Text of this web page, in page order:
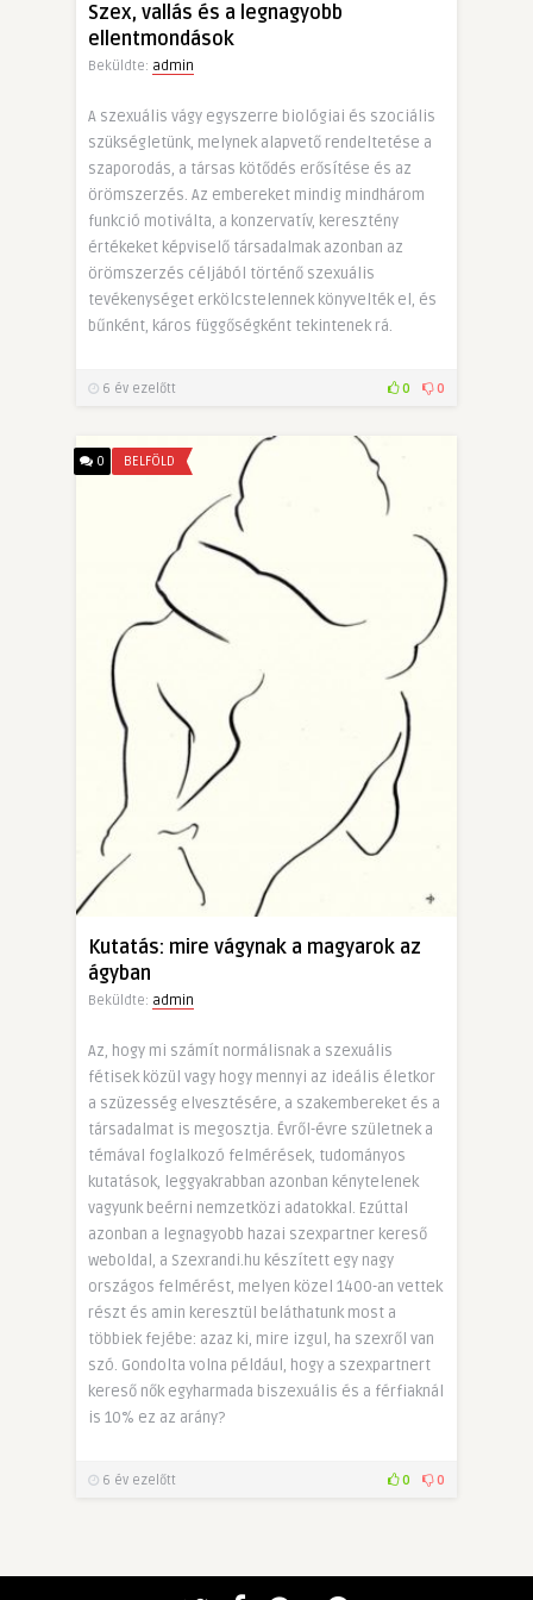
Szex, vallás és a legnagyobb
ellentmondások
Beküldte: admin
A szexuális vágy egyszerre biológiai és szociális
szükségletünk, melynek alapvető rendeltetése a
szaporodás, a társas kötődés erősítése és az
örömszerzés. Az embereket mindig mindhárom
funkció motiválta, a konzervatív, keresztény
értékeket képviselő társadalmak azonban az
örömszerzés céljából történő szexuális
tevékenységet erkölcstelennek könyvelték el, és
bűnként, káros függőségként tekintenek rá.
6 év ezelőtt 0 0
0 BELFÖLD
Kutatás: mire vágynak a magyarok az
ágyban
Beküldte: admin
Az, hogy mi számít normálisnak a szexuális
fétisek közül vagy hogy mennyi az ideális életkor
a szüzesség elvesztésére, a szakembereket és a
társadalmat is megosztja. Évről-évre születnek a
témával foglalkozó felmérések, tudományos
kutatások, leggyakrabban azonban kénytelenek
vagyunk beérni nemzetközi adatokkal. Ezúttal
azonban a legnagyobb hazai szexpartner kereső
weboldal, a Szexrandi.hu készített egy nagy
országos felmérést, melyen közel 1400-an vettek
részt és amin keresztül beláthatunk most a
többiek fejébe: azaz ki, mire izgul, ha szexről van
szó. Gondolta volna például, hogy a szexpartnert
kereső nők egyharmada biszexuális és a férfiaknál
is 10% ez az arány?
6 év ezelőtt 0 0